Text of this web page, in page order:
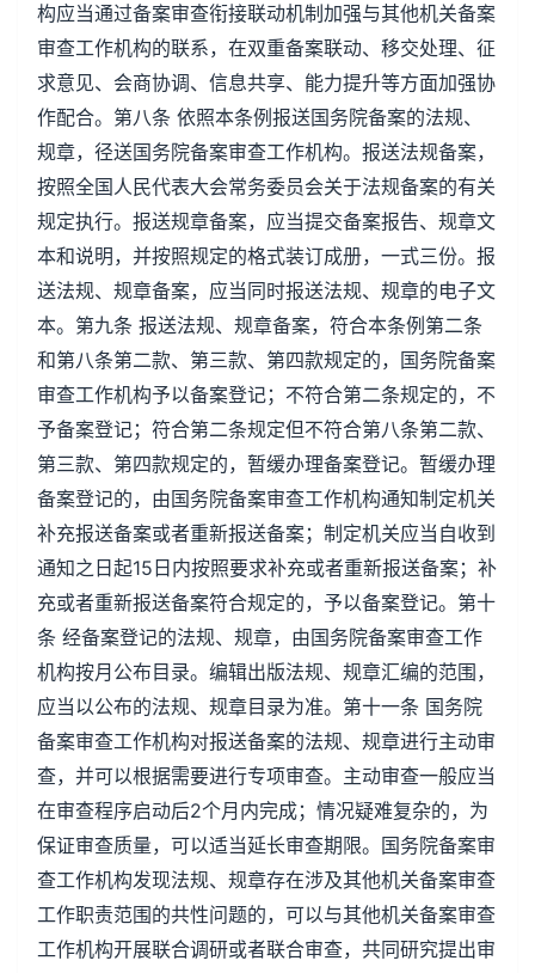
构应当通过备案审查衔接联动机制加强与其他机关备案
审查工作机构的联系，在双重备案联动、移交处理、征
求意见、会商协调、信息共享、能力提升等方面加强协
作配合。第八条 依照本条例报送国务院备案的法规、
规章，径送国务院备案审查工作机构。报送法规备案，
按照全国人民代表大会常务委员会关于法规备案的有关
规定执行。报送规章备案，应当提交备案报告、规章文
本和说明，并按照规定的格式装订成册，一式三份。报
送法规、规章备案，应当同时报送法规、规章的电子文
本。第九条 报送法规、规章备案，符合本条例第二条
和第八条第二款、第三款、第四款规定的，国务院备案
审查工作机构予以备案登记；不符合第二条规定的，不
予备案登记；符合第二条规定但不符合第八条第二款、
第三款、第四款规定的，暂缓办理备案登记。暂缓办理
备案登记的，由国务院备案审查工作机构通知制定机关
补充报送备案或者重新报送备案；制定机关应当自收到
通知之日起15日内按照要求补充或者重新报送备案；补
充或者重新报送备案符合规定的，予以备案登记。第十
条 经备案登记的法规、规章，由国务院备案审查工作
机构按月公布目录。编辑出版法规、规章汇编的范围，
应当以公布的法规、规章目录为准。第十一条 国务院
备案审查工作机构对报送备案的法规、规章进行主动审
查，并可以根据需要进行专项审查。主动审查一般应当
在审查程序启动后2个月内完成；情况疑难复杂的，为
保证审查质量，可以适当延长审查期限。国务院备案审
查工作机构发现法规、规章存在涉及其他机关备案审查
工作职责范围的共性问题的，可以与其他机关备案审查
工作机构开展联合调研或者联合审查，共同研究提出审